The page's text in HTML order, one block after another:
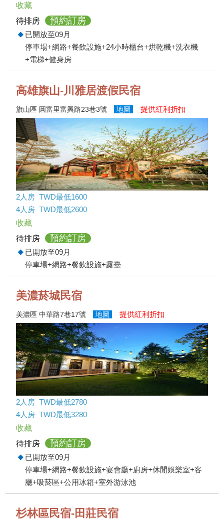
收藏
待排房
預約訂房
已開放至09月
停車場+網路+餐飲設施+24小時櫃台+烘乾機+洗衣機
+電梯+健身房
高雄旗山-川雅居渡假民宿
旗山區 圓富里富興路23巷3號 地圖 提供紅利折扣
2人房 TWD最低1600
4人房 TWD最低2600
收藏
待排房
預約訂房
已開放至09月
停車場+網路+餐飲設施+露臺
美濃菸城民宿
美濃區 中華路7巷17號 地圖 提供紅利折扣
2人房 TWD最低2780
4人房 TWD最低3280
收藏
待排房
預約訂房
已開放至09月
停車場+網路+餐飲設施+宴會廳+廚房+休閒娛樂室+客
廳+吸菸區+公用冰箱+室外游泳池
杉林區民宿-田莊民宿